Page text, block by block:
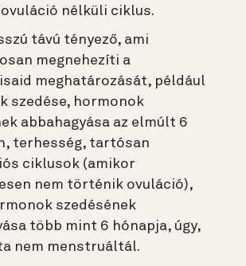
nélküli ciklus.
távú tényező, ami
megnehezíti a
meghatározását, például
szedése, hormonok
abbahagyása az elmúlt 6
terhesség, tartósan
ciklusok (amikor
nem történik ovuláció),
szedésének
több mint 6 hónapja, úgy,
nem menstruáltál.